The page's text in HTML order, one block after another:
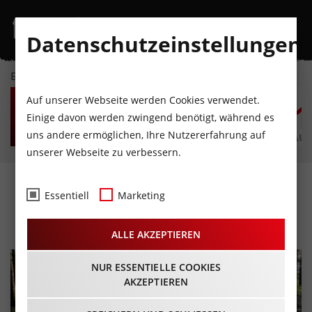
EVENTKALENDER
SO
9
AUGUST
MO
10
AUGUST
DI
11
AUGUST
MI
12
AUGUST
DO
13
AUGUST
DNA Trails - Trailrunning
für jedermann
Datenschutzeinstellungen
Auf unserer Webseite werden Cookies verwendet.
Einige davon werden zwingend benötigt, während es
uns andere ermöglichen, Ihre Nutzererfahrung auf
unserer Webseite zu verbessern.
Essentiell Marketing
ALLE AKZEPTIEREN
NUR ESSENTIELLE COOKIES
AKZEPTIEREN